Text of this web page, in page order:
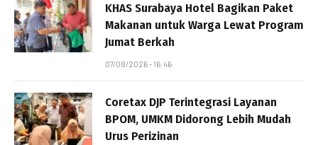
KHAS Surabaya Hotel Bagikan Paket
Makanan untuk Warga Lewat Program
Jumat Berkah
07/08/2026 - 16:46
Coretax DJP Terintegrasi Layanan
BPOM, UMKM Didorong Lebih Mudah
Urus Perizinan